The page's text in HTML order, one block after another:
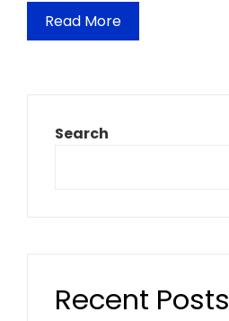
Read More
Search
Recent Posts